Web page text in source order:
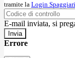
tramite la Login Spaggiari
E-mail inviata, si
Errore